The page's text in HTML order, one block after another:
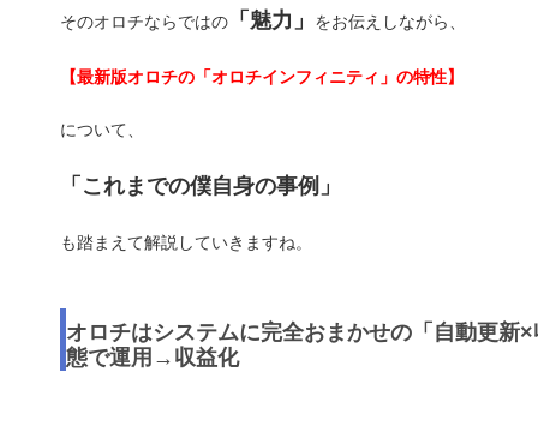
そのオロチならではの
「魅力」 をお伝えしながら、
【最新版オロチの「オロチインフィニティ」の特性】
について、
「これまでの僕自身の事例」
も踏まえて解説していきますね。
オロチはシステムに完全おまかせの「自動更新
態で運用→収益化